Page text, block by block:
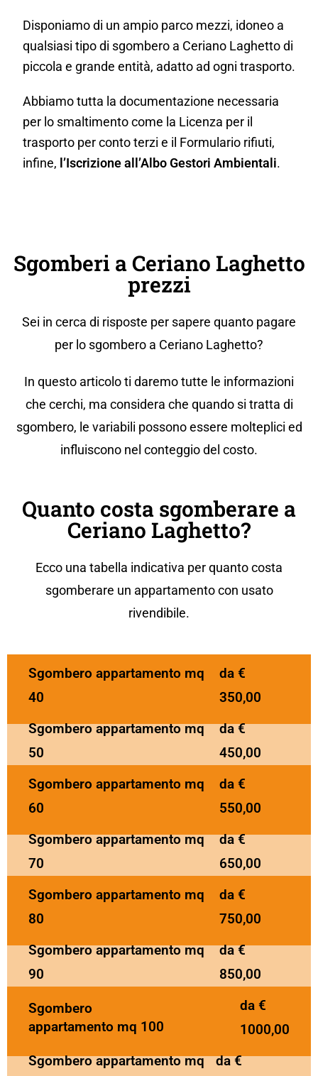
Disponiamo di un ampio parco mezzi, idoneo a
qualsiasi tipo di sgombero a Ceriano Laghetto di
piccola e grande entità, adatto ad ogni trasporto.
Abbiamo tutta la documentazione necessaria
per lo smaltimento come la Licenza per il
trasporto per conto terzi e il Formulario rifiuti,
infine, l’Iscrizione all’Albo Gestori Ambientali.
Sgomberi a Ceriano Laghetto
prezzi
Sei in cerca di risposte per sapere quanto pagare
per lo sgombero a Ceriano Laghetto?
In questo articolo ti daremo tutte le informazioni
che cerchi, ma considera che quando si tratta di
sgombero, le variabili possono essere molteplici ed
influiscono nel conteggio del costo.
Quanto costa sgomberare a
Ceriano Laghetto?
Ecco una tabella indicativa perquanto costa
sgomberare un appartamentocon usato
rivendibile.
Sgombero appartamento mq
40
da €
350,00
Sgombero appartamento mq
50
da €
450,00
Sgombero appartamento mq
60
da €
550,00
Sgombero appartamento mq
70
da €
650,00
Sgombero appartamento mq
80
da €
750,00
Sgombero appartamento mq
90
da €
850,00
Sgombero
appartamento mq 100
da €
1000,00
Sgombero appartamento mq
da €